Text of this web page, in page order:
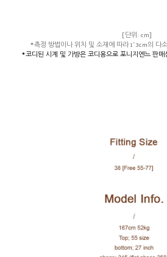
[단위: cm]
*측정 방법이나 위치 및 소재에 따라 1~3cm의 다
*코디된 시계 및 가방은 코디용으로 포니지엔느 판